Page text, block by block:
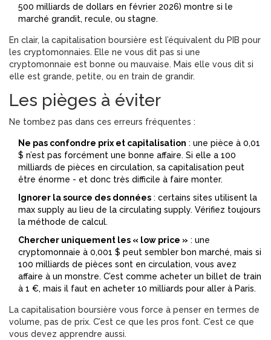
500 milliards de dollars en février 2026) montre si le
marché grandit, recule, ou stagne.
En clair, la capitalisation boursière est l’équivalent du PIB pour
les cryptomonnaies. Elle ne vous dit pas si une
cryptomonnaie est bonne ou mauvaise. Mais elle vous dit si
elle est grande, petite, ou en train de grandir.
Les pièges à éviter
Ne tombez pas dans ces erreurs fréquentes :
Ne pas confondre prix et capitalisation : une pièce à 0,01
$ n’est pas forcément une bonne affaire. Si elle a 100
milliards de pièces en circulation, sa capitalisation peut
être énorme - et donc très difficile à faire monter.
Ignorer la source des données : certains sites utilisent la
max supply au lieu de la circulating supply. Vérifiez toujours
la méthode de calcul.
Chercher uniquement les « low price » : une
cryptomonnaie à 0,001 $ peut sembler bon marché, mais si
100 milliards de pièces sont en circulation, vous avez
affaire à un monstre. C’est comme acheter un billet de train
à 1 €, mais il faut en acheter 10 milliards pour aller à Paris.
La capitalisation boursière vous force à penser en termes de
volume, pas de prix. C’est ce que les pros font. C’est ce que
vous devez apprendre aussi.